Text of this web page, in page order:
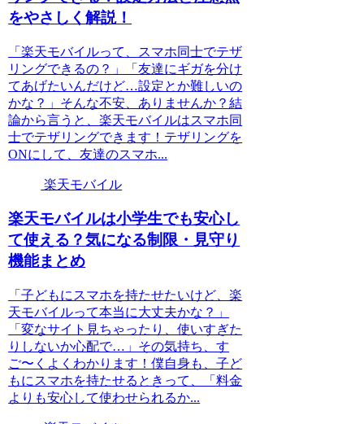
をやさしく解説！
「楽天モバイルって、スマホ同士でテザ
リングできるの？」「友達にギガを分け
てあげたいんだけど…設定とか難しいの
かな？」そんな不安、ありませんか？結
論から言うと、楽天モバイルはスマホ同
士でテザリングできます！テザリングを
ONにして、友達のスマホ...
楽天モバイル
楽天モバイルは小学生でも安心し
て使える？気になる制限・見守り
機能まとめ
「子どもにスマホを持たせたいけど、楽
天モバイルって本当に大丈夫かな？」
「変なサイト見ちゃったり、使いすぎた
りしないか心配で…」その気持ち、す
ご〜くよくわかります！僕自身も、子ど
もにスマホを持たせるときって、「料金
よりも安心して使わせられるか...